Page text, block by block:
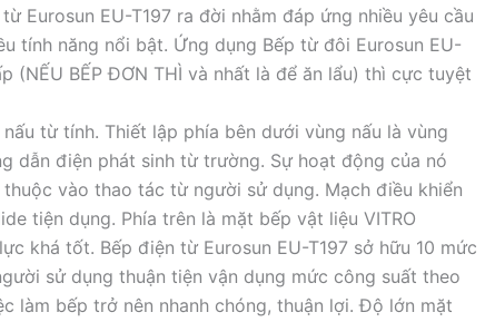
Eurosun EU-T197 ra đời nhằm đáp ứng nhiều yêu cầu
tính năng nổi bật. Ứng dụng Bếp từ đôi Eurosun EU-
(NẾU BẾP ĐƠN THÌ và nhất là để ăn lẩu) thì cực tuyệt
từ tính. Thiết lập phía bên dưới vùng nấu là vùng
dẫn điện phát sinh từ trường. Sự hoạt động của nó
vào thao tác từ người sử dụng. Mạch điều khiển
tiện dụng. Phía trên là mặt bếp vật liệu VITRO
khá tốt. Bếp điện từ Eurosun EU-T197 sở hữu 10 mức
sử dụng thuận tiện vận dụng mức công suất theo
làm bếp trở nên nhanh chóng, thuận lợi. Độ lớn mặt